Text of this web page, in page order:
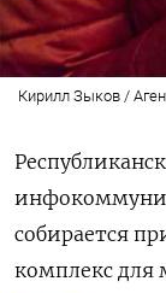
Кирилл Зыков /
собирается
комплекс для